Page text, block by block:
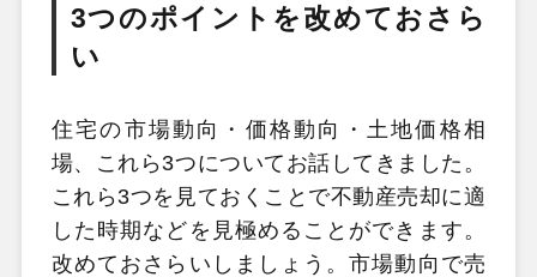
3つのポイントを改めておさら
い
住宅の市場動向・価格動向・土地価格相
場、これら3つについてお話してきました。
これら3つを見ておくことで不動産売却に適
した時期などを見極めることができます。
改めておさらいしましょう。市場動向で売